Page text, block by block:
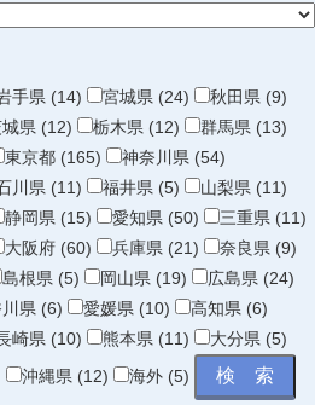
手県 (14) 宮城県 (24)
秋田県 (9)
県 (12) 栃木県 (12)
群馬県 (13)
東京都 (165)
神奈川県 (54)
川県 (11) 福井県 (5)
山梨県 (11)
静岡県 (15) 愛知県 (50)
三重県 (11)
大阪府 (60) 兵庫県 (21)
奈良県 (9)
島根県 (5) 岡山県 (19)
広島県 (24)
県 (6) 愛媛県 (10)
高知県 (6)
崎県 (10) 熊本県 (11)
大分県 (5)
沖縄県 (12) 海外 (5)